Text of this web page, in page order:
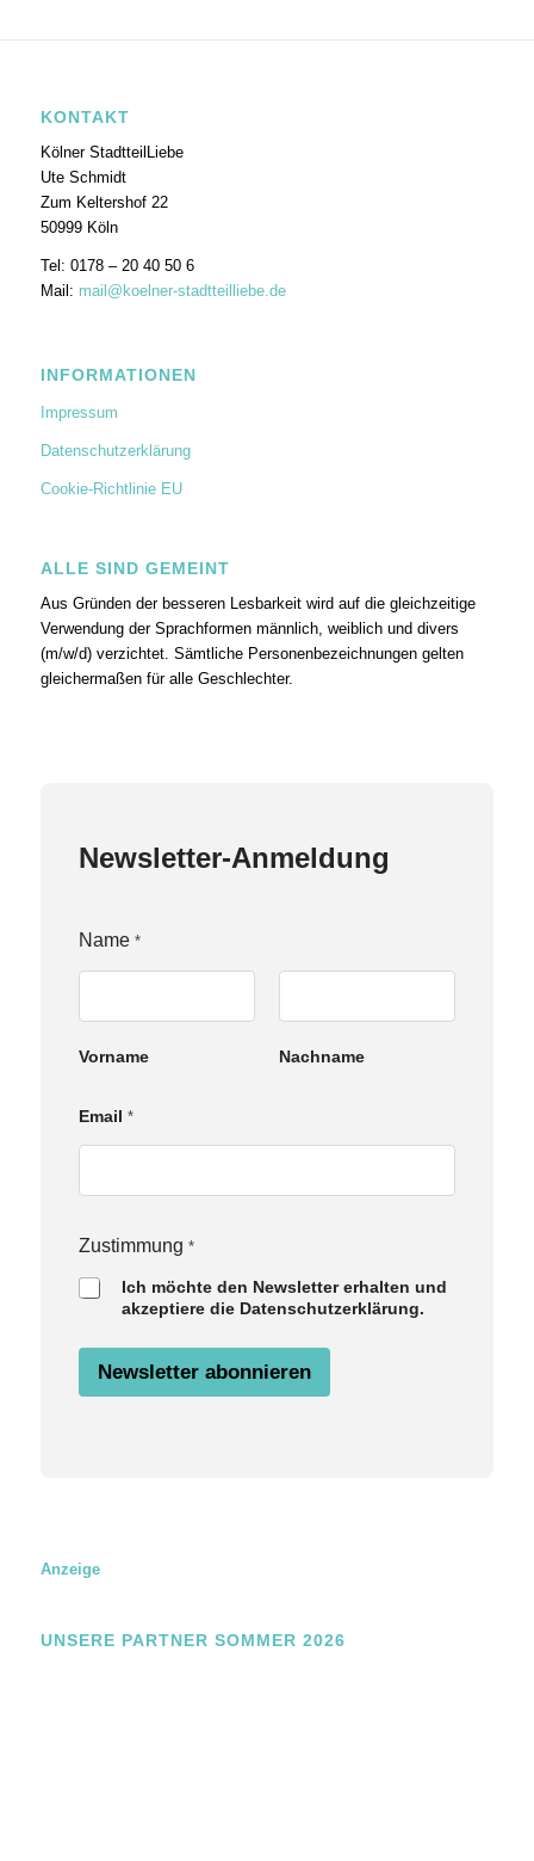
KONTAKT
Kölner StadtteilLiebe
Ute Schmidt
Zum Keltershof 22
50999 Köln
Tel: 0178 – 20 40 50 6
Mail: mail@koelner-stadtteilliebe.de
INFORMATIONEN
Impressum
Datenschutzerklärung
Cookie-Richtlinie EU
ALLE SIND GEMEINT
Aus Gründen der besseren Lesbarkeit wird auf die gleichzeitige
Verwendung der Sprachformen männlich, weiblich und divers
(m/w/d) verzichtet. Sämtliche Personenbezeichnungen gelten
gleichermaßen für alle Geschlechter.
Newsletter-Anmeldung
Name *
Vorname Nachname
Email *
Z
m
u
N
e
Zustimmung *
Ich möchte den Newsletter erhalten und
akzeptiere die Datenschutzerklärung.
Newsletter abonnieren
Anzeige
UNSERE PARTNER SOMMER 2026